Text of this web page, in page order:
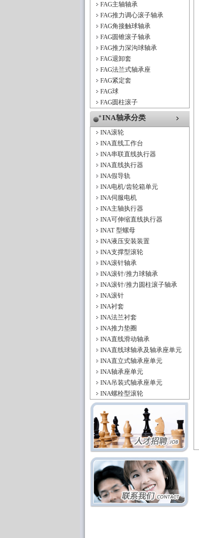
FAG主轴轴承
FAG推力调心滚子轴承
FAG角接触球轴承
FAG圆锥滚子轴承
FAG推力深沟球轴承
FAG退卸套
FAG法兰式轴承座
FAG紧定套
FAG球
FAG圆柱滚子
INA轴承分类
INA滚轮
INA直线工作台
INA串联直线执行器
INA直线执行器
INA假导轨
INA电机/齿轮箱单元
INA伺服电机
INA主轴执行器
INA可伸缩直线执行器
INAT 型螺母
INA液压安装装置
INA支撑型滚轮
INA滚针轴承
INA滚针/推力球轴承
INA滚针/推力圆柱滚子轴承
INA滚针
INA衬套
INA法兰衬套
INA推力垫圈
INA直线滑动轴承
INA直线球轴承及轴承座单元
INA直立式轴承座单元
INA轴承座单元
INA吊装式轴承座单元
INA螺栓型滚轮